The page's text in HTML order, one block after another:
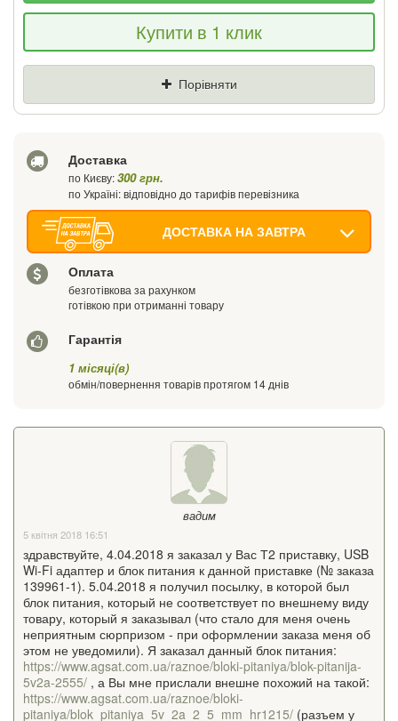
Якщо Ви знайдете товар дешевше - ми
знизимо ціну і подаруємо % від різниці
Купити в 1 клик
Порівняти
Доставка
по Києву:300 грн.
по Україні: відповідно до тарифів перевізника
ДОСТАВКА НА ЗАВТРА
Оплата
безготівкова за рахунком
готівкою при отриманні товару
Гарантія
1 місяці(в)
обмін/повернення товарів протягом 14 днів
вадим
5 квітня 2018 16:51
здравствуйте, 4.04.2018 я заказал у Вас Т2 приставку, USB
Wi-Fi адаптер и блок питания к данной приставке (№ заказа
139961-1). 5.04.2018 я получил посылку, в которой был
блок питания, который не соответствует по внешнему виду
товару, который я заказывал (что стало для меня очень
неприятным сюрпризом - при оформлении заказа меня об
этом не уведомили). Я заказал данный блок питания:
https://www.agsat.com.ua/raznoe/bloki-pitaniya/blok-pitanija-
5v2a-2555/ , а Вы мне прислали внешне похожий на такой:
https://www.agsat.com.ua/raznoe/bloki-
pitaniya/blok_pitaniya_5v_2a_2_5_mm_hr1215/ (разъем у